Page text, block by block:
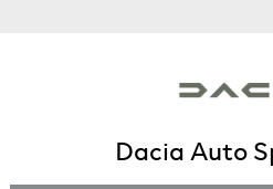
Dacia Auto